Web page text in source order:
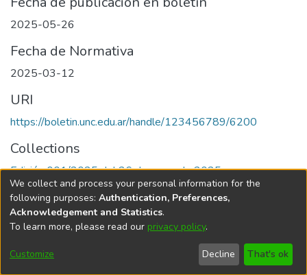
2025-05-26
Fecha de Normativa
2025-03-12
URI
https://boletin.unc.edu.ar/handle/123456789/6200
Collections
Edición 001/2025 del 26 de mayo de 2025
Universidad Nacional de Córdoba
We collect and process your personal information for the
following purposes: Authentication, Preferences,
Acknowledgement and Statistics.
To learn more, please read our privacy policy.
Customize Decline That's ok